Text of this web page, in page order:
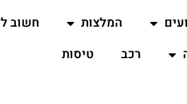
המלצות
חשוב
רכב טיסות